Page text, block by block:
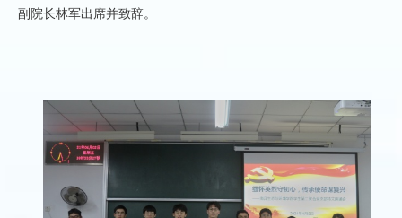
校友天地
副院长林军出席并致辞。